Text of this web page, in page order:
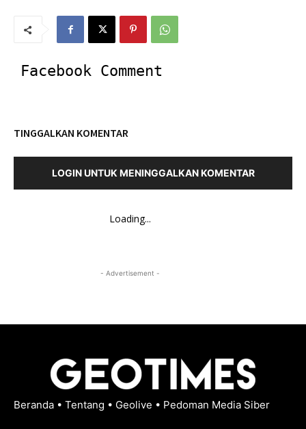
Facebook Comment
TINGGALKAN KOMENTAR
LOGIN UNTUK MENINGGALKAN KOMENTAR
Loading...
- Advertisement -
Beranda • Tentang • Geolive • Pedoman Media Siber